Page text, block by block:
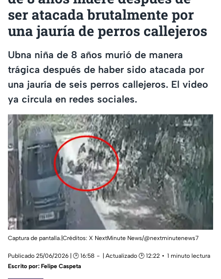
ser atacada brutalmente por
una jauría de perros callejeros
Ubna niña de 8 años murió de manera
trágica después de haber sido atacada por
una jauría de seis perros callejeros. El video
ya circula en redes sociales.
Captura de pantalla.|Créditos: X NextMinute News/@nextminutenews7
Publicado 25/06/2026 | 🕑 16:58 | Actualizado 🕑 12:22
1 minuto lectura
Escrito por: Felipe Caspeta